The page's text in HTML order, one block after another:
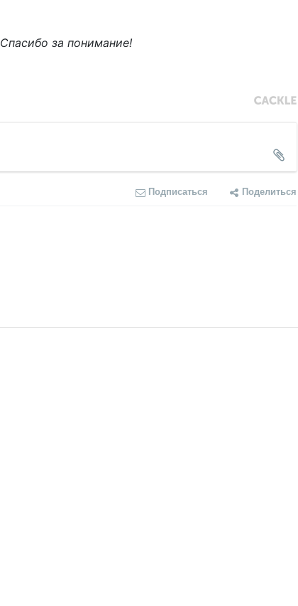
Спасибо за понимание!
Подписаться Поделиться